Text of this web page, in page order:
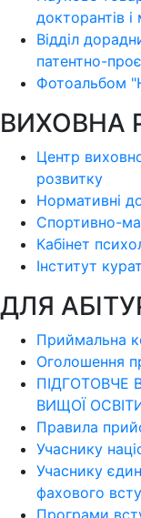
докторантів
Відділ
патентно-
Фотоальбом
ВИХОВНА
Центр
розвитку
Нормативні
Спортивно-
Кабінет
Інститут
ДЛЯ
Приймальна
Оголошення
ПІДГОТОВЧЕ
ВИЩОЇ
Правила
Учаснику
Учаснику
фахового